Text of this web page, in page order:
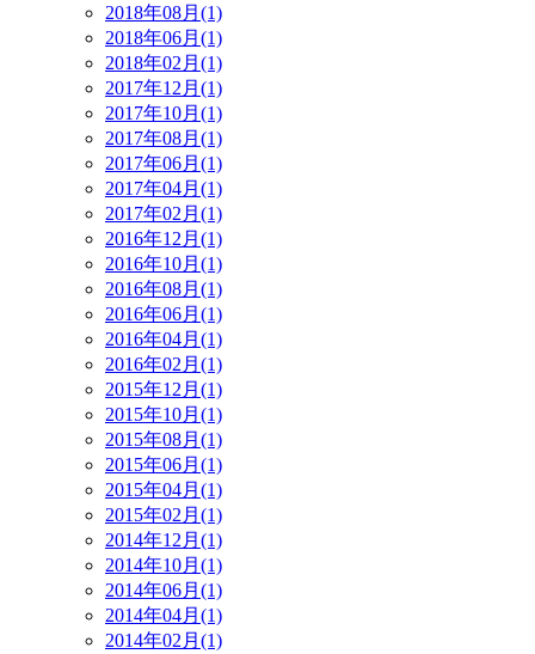
2018年08月(1)
2018年06月(1)
2018年02月(1)
2017年12月(1)
2017年10月(1)
2017年08月(1)
2017年06月(1)
2017年04月(1)
2017年02月(1)
2016年12月(1)
2016年10月(1)
2016年08月(1)
2016年06月(1)
2016年04月(1)
2016年02月(1)
2015年12月(1)
2015年10月(1)
2015年08月(1)
2015年06月(1)
2015年04月(1)
2015年02月(1)
2014年12月(1)
2014年10月(1)
2014年06月(1)
2014年04月(1)
2014年02月(1)